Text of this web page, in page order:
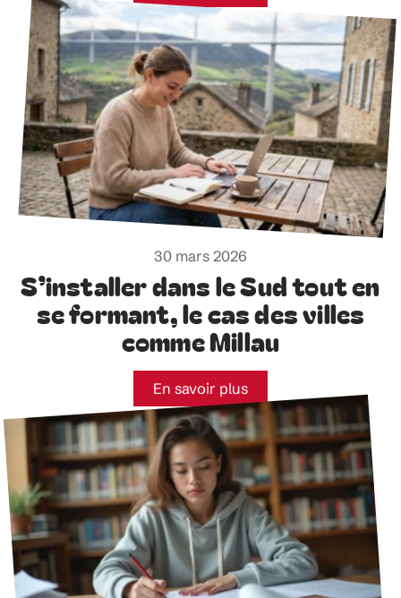
30 mars 2026
S’installer dans le Sud tout en
se formant, le cas des villes
comme Millau
En savoir plus